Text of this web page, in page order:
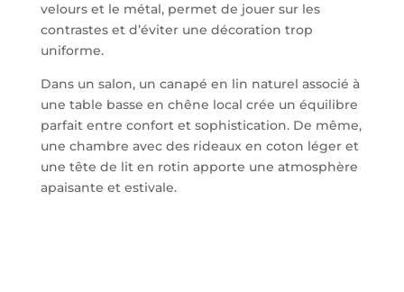
velours et le métal, permet de jouer sur les
contrastes et d’éviter une décoration trop
uniforme.
Dans un salon, un canapé en lin naturel associé à
une table basse en chêne local crée un équilibre
parfait entre confort et sophistication. De même,
une chambre avec des rideaux en coton léger et
une tête de lit en rotin apporte une atmosphère
apaisante et estivale.